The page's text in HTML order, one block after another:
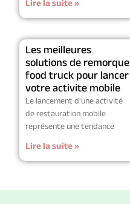
Lire la suite »
Les meilleures
solutions de remorque
food truck pour lancer
votre activite mobile
Le lancement d'une activité
de restauration mobile
représente une tendance
Lire la suite »